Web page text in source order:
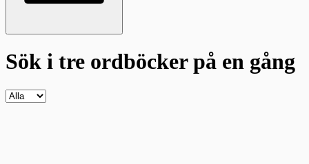
Sök i tre ordböckerpå en gång